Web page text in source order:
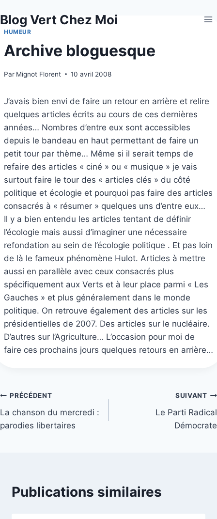
au
contenu
Blog Vert Chez Moi
HUMEUR
Archive bloguesque
Par Mignot Florent 10 avril 2008
J’avais bien envi de faire un retour en arrière et relire
quelques articles écrits au cours de ces dernières
années… Nombres d’entre eux sont accessibles
depuis le bandeau en haut permettant de faire un
petit tour par thème… Même si il serait temps de
refaire des articles « ciné » ou « musique » je vais
surtout faire le tour des « articles clés » du côté
politique et écologie et pourquoi pas faire des articles
consacrés à « résumer » quelques uns d’entre eux…
Il y a bien entendu les articles tentant de définir
l’écologie mais aussi d’imaginer une nécessaire
refondation au sein de l’écologie politique . Et pas loin
de là le fameux phénomène Hulot. Articles à mettre
aussi en parallèle avec ceux consacrés plus
spécifiquement aux Verts et à leur place parmi « Les
Gauches » et plus généralement dans le monde
politique. On retrouve également des articles sur les
présidentielles de 2007. Des articles sur le nucléaire.
D’autres sur l’Agriculture… L’occasion pour moi de
faire ces prochains jours quelques retours en arrière…
Navigation
de
PRÉCÉDENT
La chanson du mercredi :
parodies libertaires
SUIVANT
Le Parti Radical
Démocrate
Publications similaires